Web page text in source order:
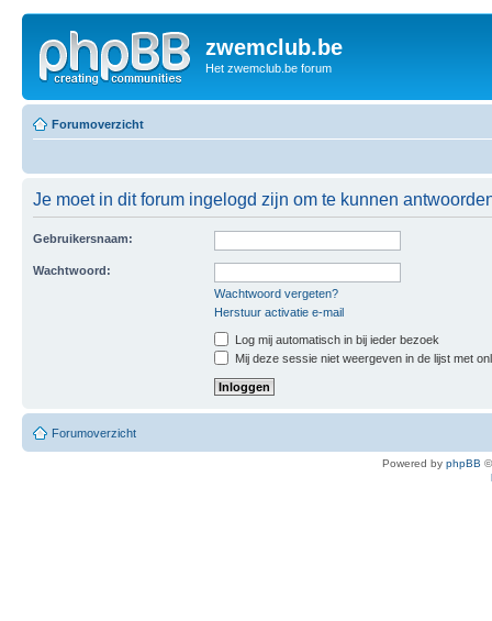
zwemclub.be
Het zwemclub.be forum
Forumoverzicht
Je moet in dit forum ingelogd zijn om te kunnen
Gebruikersnaam:
Wachtwoord:
Wachtwoord vergeten?
Herstuur activatie e-mail
Log mij automatisch in bij ieder bezoek
Mij deze sessie niet weergeven in de lijst met
Forumoverzicht
Powered by phpBB